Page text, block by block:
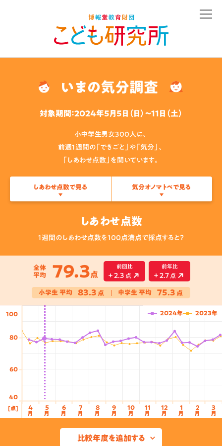
いまの気分調査
対象期間：2024年5月5日（日）〜11日（土）
小中学生男女300人に、
前週１週間の「できごと」や「気分」、
「しあわせ点数」を聞いています。
しあわせ点数で見る 気分オノマトペで見る
しあわせ点数
１週間のしあわせ点数を100点満点で採点すると？
全体
平均
79.3点
前回比
+ 2.3 点
前年比
+ 2.7 点
小学生 平均 83.3 点 中学生 平均 75.3 点
4月 5月 6月 7月 8月 9月 10月 11月 12月 1月 2月 3月
40
60
80
100 2023年
2024年
[点]
4
月
5
月
6
月
7
月
8
月
9
月
10
月
11
月
12
月
1
月
2
月
3
月
比較年度を追加する